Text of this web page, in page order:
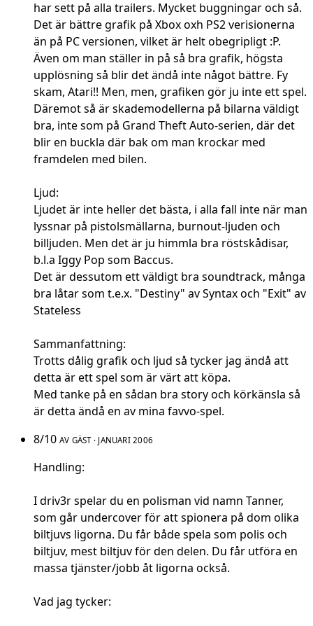
har sett på alla trailers. Mycket buggningar och så.
Det är bättre grafik på Xbox oxh PS2 verisionerna
än på PC versionen, vilket är helt obegripligt :P.
Även om man ställer in på så bra grafik, högsta
upplösning så blir det ändå inte något bättre. Fy
skam, Atari!! Men, men, grafiken gör ju inte ett spel.
Däremot så är skademodellerna på bilarna väldigt
bra, inte som på Grand Theft Auto-serien, där det
blir en buckla där bak om man krockar med
framdelen med bilen.
Ljud:
Ljudet är inte heller det bästa, i alla fall inte när man
lyssnar på pistolsmällarna, burnout-ljuden och
billjuden. Men det är ju himmla bra röstskådisar,
b.l.a Iggy Pop som Baccus.
Det är dessutom ett väldigt bra soundtrack, många
bra låtar som t.e.x. "Destiny" av Syntax och "Exit" av
Stateless
Sammanfattning:
Trotts dålig grafik och ljud så tycker jag ändå att
detta är ett spel som är värt att köpa.
Med tanke på en sådan bra story och körkänsla så
är detta ändå en av mina favvo-spel.
8/10 AV GÄST · JANUARI 2006
Handling:
I driv3r spelar du en polisman vid namn Tanner,
som går undercover för att spionera på dom olika
biltjuvs ligorna. Du får både spela som polis och
biltjuv, mest biltjuv för den delen. Du får utföra en
massa tjänster/jobb åt ligorna också.
Vad jag tycker: